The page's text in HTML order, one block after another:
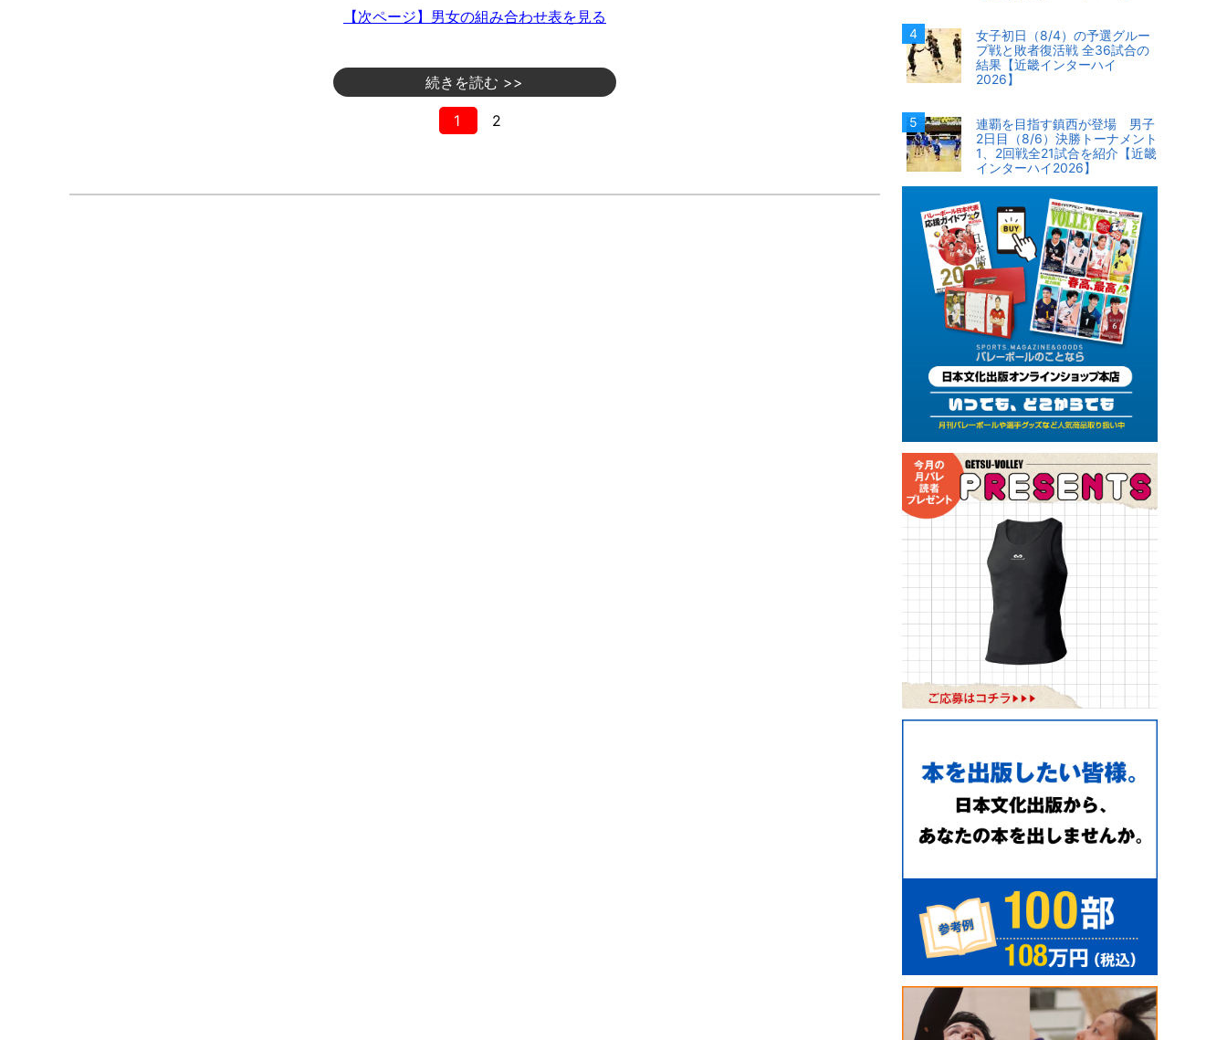
【次ページ】男女の組み合わせ表を見る
続きを読む >>
1 2
女子初日（8/4）の予選グルー
プ戦と敗者復活戦 全36試合の
結果【近畿インターハイ
2026】
連覇を目指す鎮西が登場 男子
2日目（8/6）決勝トーナメント
1、2回戦全21試合を紹介【近畿
インターハイ2026】